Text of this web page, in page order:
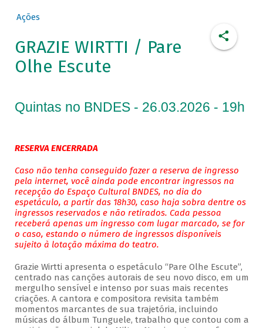
Ações
GRAZIE WIRTTI / Pare
Olhe Escute
Quintas no BNDES - 26.03.2026 - 19h
RESERVA ENCERRADA
Caso não tenha conseguido fazer a reserva de ingresso
pela internet, você ainda pode encontrar ingressos na
recepção do Espaço Cultural BNDES, no dia do
espetáculo, a partir das 18h30, caso haja sobra dentre os
ingressos reservados e não retirados. Cada pessoa
receberá apenas um ingresso com lugar marcado, se for
o caso, estando o número de ingressos disponíveis
sujeito à lotação máxima do teatro.
Grazie Wirtti apresenta o espetáculo “Pare Olhe Escute”,
centrado nas canções autorais de seu novo disco, em um
mergulho sensível e intenso por suas mais recentes
criações. A cantora e compositora revisita também
momentos marcantes de sua trajetória, incluindo
músicas do álbum Tunguele, trabalho que contou com a